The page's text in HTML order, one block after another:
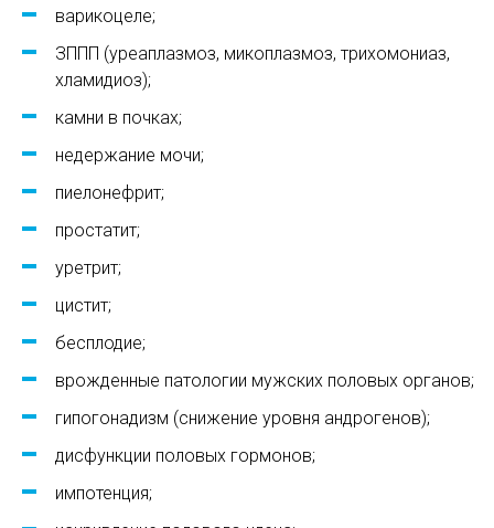
варикоцеле;
ЗППП (уреаплазмоз, микоплазмоз, трихомониаз,
хламидиоз);
камни в почках;
недержание мочи;
пиелонефрит;
простатит;
уретрит;
цистит;
бесплодие;
врожденные патологии мужских половых органов;
гипогонадизм (снижение уровня андрогенов);
дисфункции половых гормонов;
импотенция;